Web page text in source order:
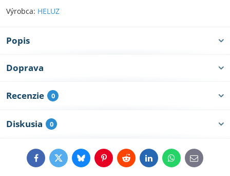
Výrobca: HELUZ
Popis
Doprava
Recenzie 0
Diskusia 0
FacebookTwitterBlueskyPinterestRedditLinkedInWhatsApp
E-
mail